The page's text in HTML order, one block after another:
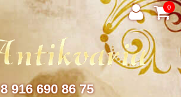
0
8 916 690 86 75